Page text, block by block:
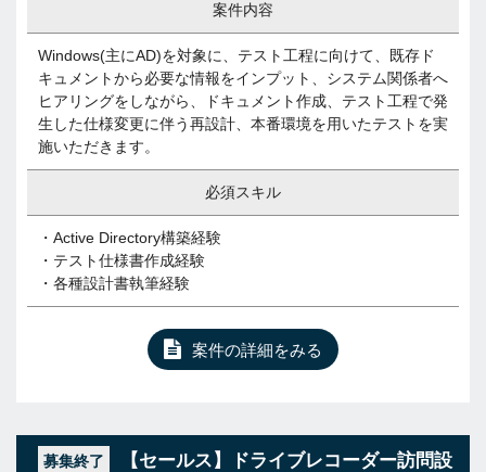
案件内容
Windows(主にAD)を対象に、テスト工程に向けて、既存ド
キュメントから必要な情報をインプット、システム関係者へ
ヒアリングをしながら、ドキュメント作成、テスト工程で発
生した仕様変更に伴う再設計、本番環境を用いたテストを実
施いただきます。
必須スキル
・Active Directory構築経験
・テスト仕様書作成経験
・各種設計書執筆経験
案件の詳細をみる
募集終了
【セールス】ドライブレコーダー訪問設